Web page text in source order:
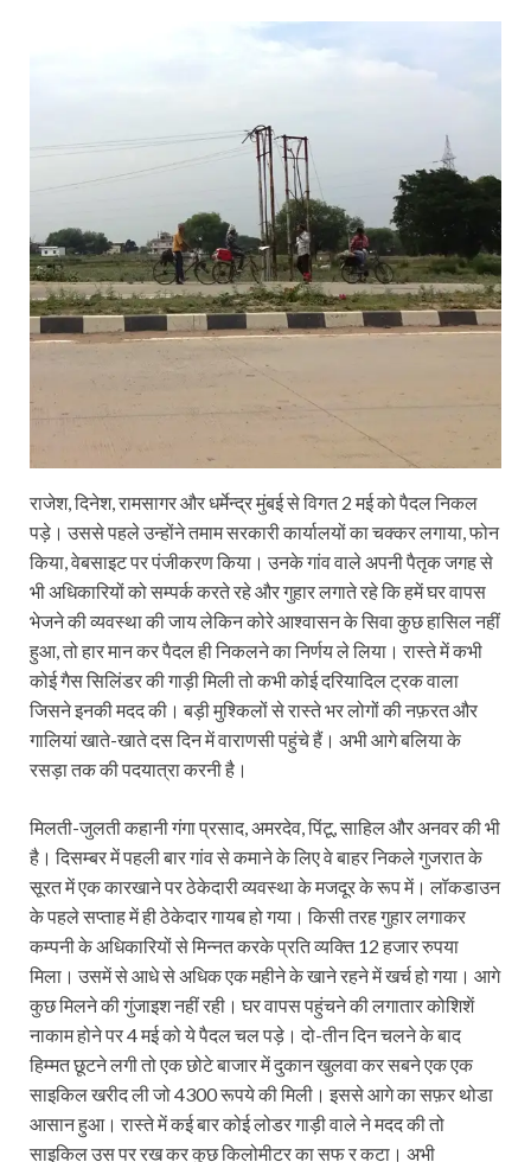
राजेश, दिनेश, रामसागर और धर्मेन्द्र मुंबई से विगत 2 मई को पैदल निकल
पड़े। उससे पहले उन्होंने तमाम सरकारी कार्यालयों का चक्कर लगाया, फोन
किया, वेबसाइट पर पंजीकरण किया। उनके गांव वाले अपनी पैतृक जगह से
भी अधिकारियों को सम्पर्क करते रहे और गुहार लगाते रहे कि हमें घर वापस
भेजने की व्यवस्था की जाय लेकिन कोरे आश्वासन के सिवा कुछ हासिल नहीं
हुआ, तो हार मान कर पैदल ही निकलने का निर्णय ले लिया। रास्ते में कभी
कोई गैस सिलिंडर की गाड़ी मिली तो कभी कोई दरियादिल ट्रक वाला
जिसने इनकी मदद की। बड़ी मुश्किलों से रास्ते भर लोगों की नफ़रत और
गालियां खाते-खाते दस दिन में वाराणसी पहुंचे हैं। अभी आगे बलिया के
रसड़ा तक की पदयात्रा करनी है।
मिलती-जुलती कहानी गंगा प्रसाद, अमरदेव, पिंटू, साहिल और अनवर की भी
है। दिसम्बर में पहली बार गांव से कमाने के लिए वे बाहर निकले गुजरात के
सूरत में एक कारखाने पर ठेकेदारी व्यवस्था के मजदूर के रूप में। लॉकडाउन
के पहले सप्ताह में ही ठेकेदार गायब हो गया। किसी तरह गुहार लगाकर
कम्पनी के अधिकारियों से मिन्नत करके प्रति व्यक्ति 12 हजार रुपया
मिला। उसमें से आधे से अधिक एक महीने के खाने रहने में खर्च हो गया। आगे
कुछ मिलने की गुंजाइश नहीं रही। घर वापस पहुंचने की लगातार कोशिशें
नाकाम होने पर 4 मई को ये पैदल चल पड़े। दो-तीन दिन चलने के बाद
हिम्मत छूटने लगी तो एक छोटे बाजार में दुकान खुलवा कर सबने एक एक
साइकिल खरीद ली जो 4300 रूपये की मिली। इससे आगे का सफ़र थोडा
आसान हुआ। रास्ते में कई बार कोई लोडर गाड़ी वाले ने मदद की तो
साइकिल उस पर रख कर कुछ किलोमीटर का सफ र कटा। अभी